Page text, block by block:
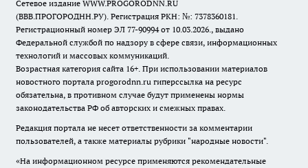
Сетевое издание WWW.PROGORODNN.RU
(ВВВ.ПРОГОРОДНН.РУ). Регистрация РКН: №: 7378360181.
Регистрационный номер ЭЛ 77-90994 от 10.03.2026., выдано
Федеральной службой по надзору в сфере связи, информационных
технологий и массовых коммуникаций.
Возрастная категория сайта 16+. При использовании материалов
новостного портала progorodnn.ru гиперссылка на ресурс
обязательна, в противном случае будут применены нормы
законодательства РФ об авторских и смежных правах.
Редакция портала не несет ответственности за комментарии
пользователей, а также материалы рубрики "народные новости".
«На информационном ресурсе применяются рекомендательные